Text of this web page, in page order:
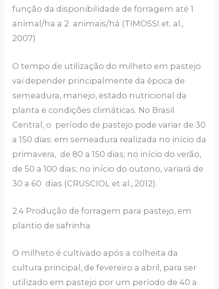
função da disponibilidade de forragem até 1
animal/ha a 2 animais/há (TIMOSSI et. al.,
2007)
O tempo de utilização do milheto em pastejo
vai depender principalmente da época de
semeadura, manejo, estado nutricional da
planta e condições climáticas. No Brasil
Central, o período de pastejo pode variar de 30
a 150 dias: em semeadura realizada no início da
primavera, de 80 a 150 dias; no início do verão,
de 50 a 100 dias; no início do outono, variará de
30 a 60 dias (CRUSCIOL et al., 2012).
2.4 Produção de forragem para pastejo, em
plantio de safrinha
O milheto é cultivado após a colheita da
cultura principal, de fevereiro a abril, para ser
utilizado em pastejo por um período de 40 a